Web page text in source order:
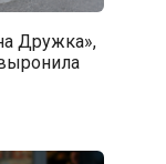
Дружка»,